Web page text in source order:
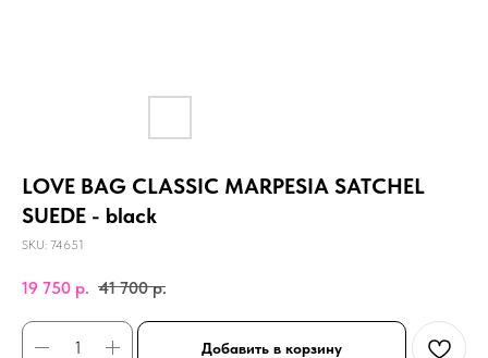
LOVE BAG CLASSIC MARPESIA SATCHEL
SUEDE - black
SKU: 74651
19 750 р. 41 700 р.
Добавить в корзину